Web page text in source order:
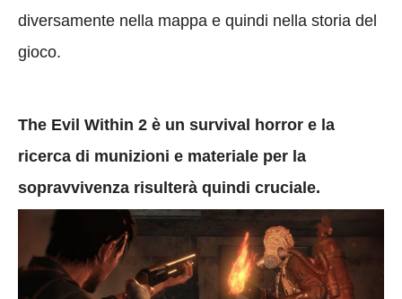
diversamente nella mappa e quindi nella storia del
gioco.
The Evil Within 2 è un survival horror e la
ricerca di munizioni e materiale per la
sopravvivenza risulterà quindi cruciale.